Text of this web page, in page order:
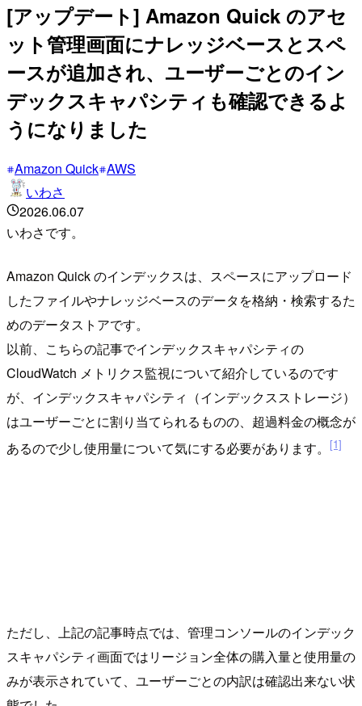
[アップデート] Amazon Quick のアセ
ット管理画面にナレッジベースとスペ
ースが追加され、ユーザーごとのイン
デックスキャパシティも確認できるよ
うになりました
Amazon Quick AWS
いわさ
2026.06.07
いわさです。
Amazon Quick のインデックスは、スペースにアップロード
したファイルやナレッジベースのデータを格納・検索するた
めのデータストアです。
以前、こちらの記事でインデックスキャパシティの
CloudWatch メトリクス監視について紹介しているのです
が、インデックスキャパシティ（インデックスストレージ）
はユーザーごとに割り当てられるものの、超過料金の概念が
あるので少し使用量について気にする必要があります。
[1]
ただし、上記の記事時点では、管理コンソールのインデック
スキャパシティ画面ではリージョン全体の購入量と使用量の
みが表示されていて、ユーザーごとの内訳は確認出来ない状